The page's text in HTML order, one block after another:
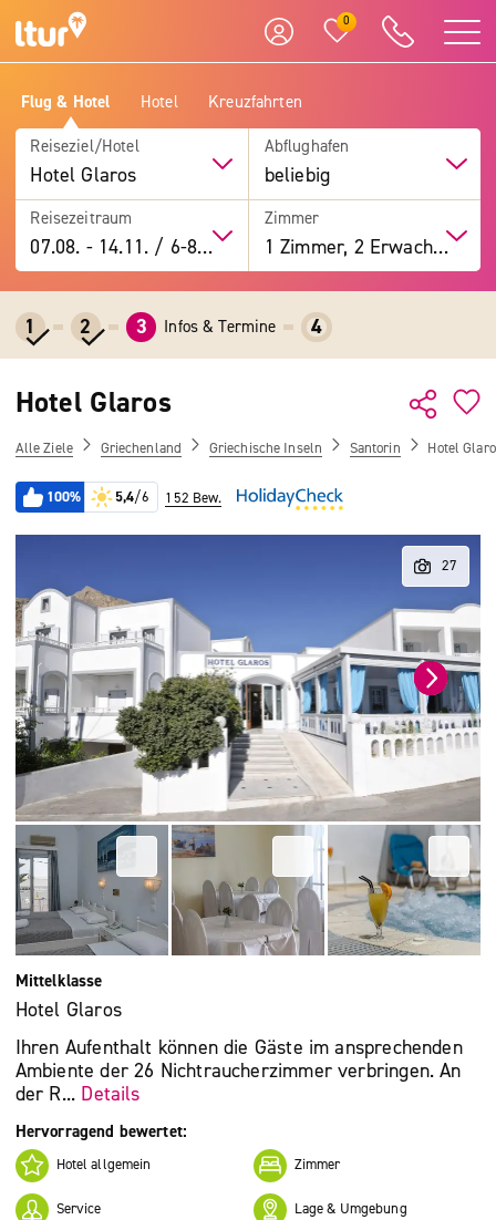
0
Flug & Hotel Hotel Kreuzfahrten
Reiseziel/Hotel
Hotel Glaros
Abflughafen
beliebig
Reisezeitraum
07.08. -14.11. / 6-8 Tage
Zimmer
1 Zimmer, 2 Erwachsene
1 2 3 Infos & Termine 4
Hotel Glaros
Alle Ziele Griechenland Griechische Inseln Santorin Hotel
100% 5,4/6 152 Bew.
Mittelklasse
Hotel Glaros
Ihren Aufenthalt können die Gäste im ansprechenden
Ambiente der 26 Nichtraucherzimmer verbringen. An
der R... Details
Hervorragend bewertet:
Hotel allgemein Zimmer
Service Lage & Umgebung